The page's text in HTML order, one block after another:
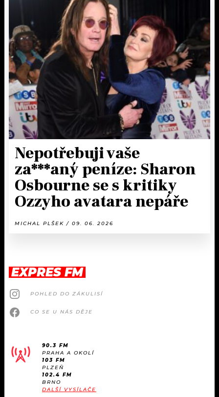
Nepotřebuji vaše
za***aný peníze: Sharon
Osbourne se s kritiky
Ozzyho avatara nepáře
MICHAL PLŠEK / 09. 06. 2026
EXPRES FM
POHLED DO ZÁKULISÍ
CO SE U NÁS DĚJE
90.3 FM
PRAHA A OKOLÍ
103 FM
PLZEŇ
102.4 FM
BRNO
DALŠÍ VYSÍLAČE